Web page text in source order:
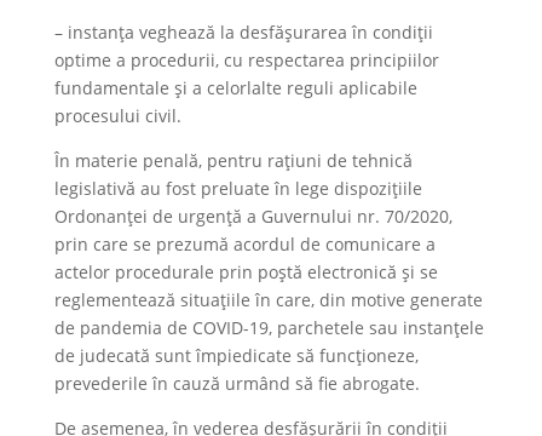
– instanța veghează la desfășurarea în condiții
optime a procedurii, cu respectarea principiilor
fundamentale și a celorlalte reguli aplicabile
procesului civil.
În materie penală, pentru rațiuni de tehnică
legislativă au fost preluate în lege dispozițiile
Ordonanței de urgență a Guvernului nr. 70/2020,
prin care se prezumă acordul de comunicare a
actelor procedurale prin poștă electronică și se
reglementează situațiile în care, din motive generate
de pandemia de COVID-19, parchetele sau instanțele
de judecată sunt împiedicate să funcționeze,
prevederile în cauză urmând să fie abrogate.
De asemenea, în vederea desfășurării în condiții